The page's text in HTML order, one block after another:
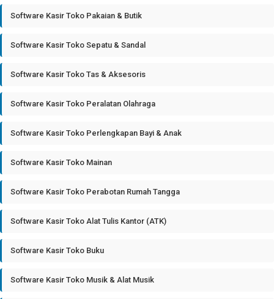
Software Kasir Toko Pakaian & Butik
Software Kasir Toko Sepatu & Sandal
Software Kasir Toko Tas & Aksesoris
Software Kasir Toko Peralatan Olahraga
Software Kasir Toko Perlengkapan Bayi & Anak
Software Kasir Toko Mainan
Software Kasir Toko Perabotan Rumah Tangga
Software Kasir Toko Alat Tulis Kantor (ATK)
Software Kasir Toko Buku
Software Kasir Toko Musik & Alat Musik